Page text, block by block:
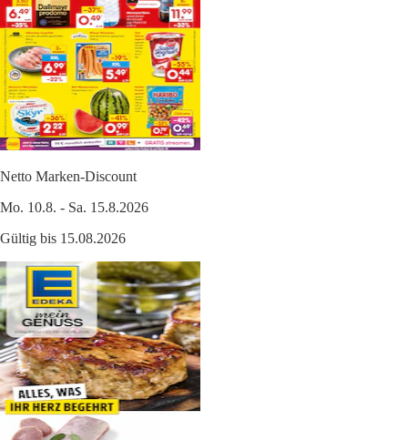
Netto Marken-Discount
Mo. 10.8. - Sa. 15.8.2026
Gültig bis 15.08.2026